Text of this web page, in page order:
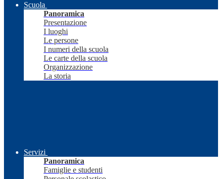
Scuola
Panoramica
Presentazione
I luoghi
Le persone
I numeri della scuola
Le carte della scuola
Organizzazione
La storia
Servizi
Panoramica
Famiglie e studenti